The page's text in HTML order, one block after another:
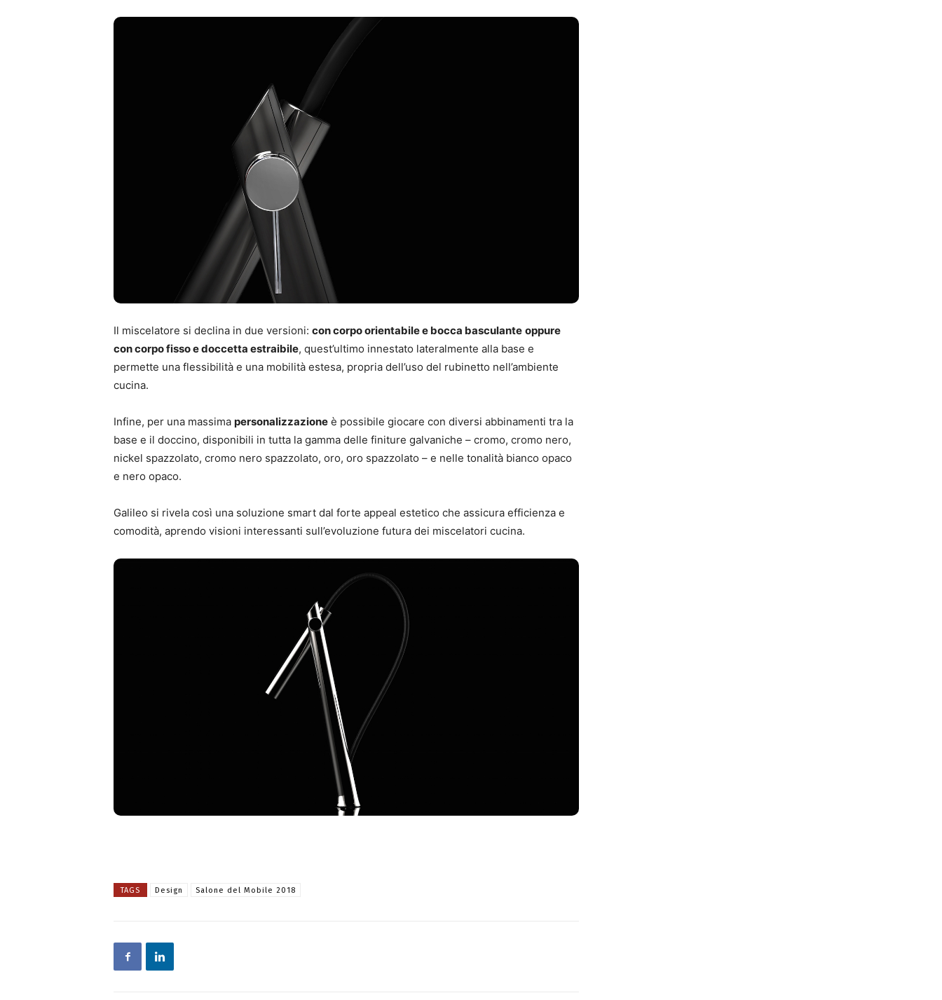
Il miscelatore si declina in due versioni: con corpo orientabile e bocca basculante oppure
con corpo fisso e doccetta estraibile, quest’ultimo innestato lateralmente alla base e
permette una flessibilità e una mobilità estesa, propria dell’uso del rubinetto nell’ambiente
cucina.
Infine, per una massima personalizzazione è possibile giocare con diversi abbinamenti tra la
base e il doccino, disponibili in tutta la gamma delle finiture galvaniche – cromo, cromo nero,
nickel spazzolato, cromo nero spazzolato, oro, oro spazzolato – e nelle tonalità bianco opaco
e nero opaco.
Galileo si rivela così una soluzione smart dal forte appeal estetico che assicura efficienza e
comodità, aprendo visioni interessanti sull’evoluzione futura dei miscelatori cucina.
TAGS Design Salone del Mobile 2018